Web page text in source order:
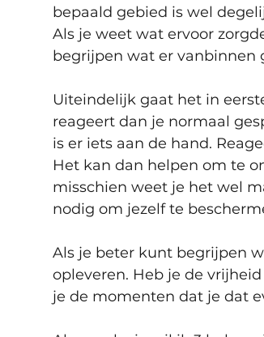
bepaald gebied is wel
Als je weet wat ervoor
begrijpen wat er vanbinnen
Uiteindelijk gaat het in
reageert dan je normaal
is er iets aan de hand.
Het kan dan helpen om te
misschien weet je het wel
nodig om jezelf te
Als je beter kunt begrijpen
opleveren. Heb je de
je de momenten dat je dat